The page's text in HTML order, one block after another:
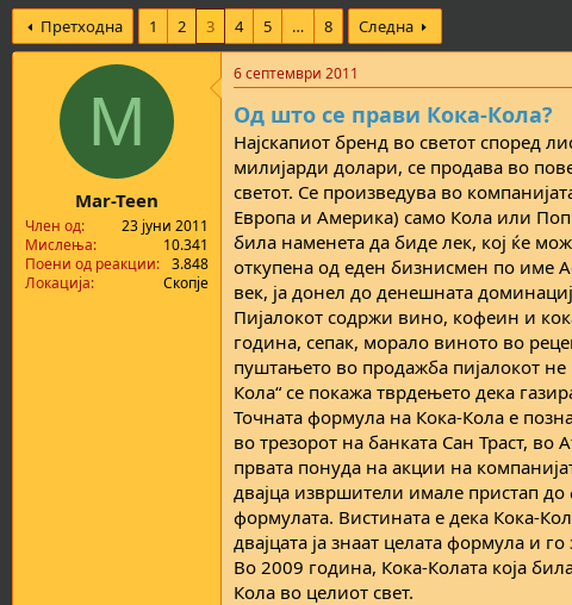
р
е
а
м
а
т
а
р
м
е
п
о
ч
н
у
Претходна
1 2 3 4 5 … 8 Следна
M
Mar-Teen
Член од
23 јуни 2011
Мислења
10.341
Поени од реакции
3.848
Локација
Скопје
6 септември 2011
Од што се прави Кока-Кола?
Најскапиот бренд во светот според
милијарди долари, се продава во
светот. Се произведува во
Европа и Америка) само Кола или
била наменета да биде лек, кој ќе
откупена од еден бизнисмен по име
век, ја донел до денешната
Пијалокот содржи вино, кофеин и
година, сепак, морало виното во
пуштањето во продажба пијалокот не
Кола“ се покажа тврдењето дека
Точната формула на Кока-Кола е
во трезорот на банката Сан Траст, во
првата понуда на акции на
двајца извршители имале пристап
формулата. Вистината е дека Кока-
двајцата ја знаат целата формула и
Во 2009 година, Кока-Колата која
Кола во целиот свет.